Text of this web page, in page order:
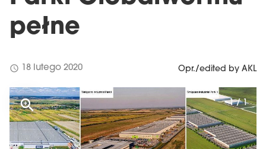
pełne
schedule 18 lutego 2020 Opr./edited by AKL
1 / 1